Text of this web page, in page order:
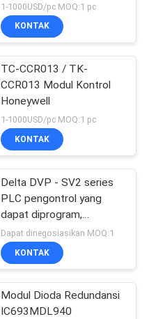
1-1000USD/pc MOQ:1 pc
KONTAK
TC-CCR013 / TK-
CCR013 Modul Kontrol
Honeywell
1-1000USD/pc MOQ:1 pc
KONTAK
Delta DVP - SV2 series
PLC pengontrol yang
dapat diprogram,
Pengontrol Logika
DVP28SV
Dapat dinegosiasikan MOQ:1
KONTAK
Modul Dioda Redundansi
IC693MDL940